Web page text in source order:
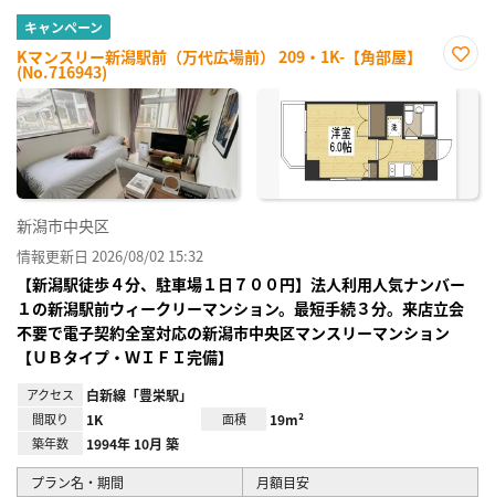
キャンペーン
Kマンスリー新潟駅前（万代広場前） 209・1K-【角部屋】
(No.716943)
に入
新潟市中央区
情報更新日 2026/08/02 15:32
【新潟駅徒歩４分、駐車場１日７００円】法人利用人気ナンバー
１の新潟駅前ウィークリーマンション。最短手続３分。来店立会
不要で電子契約全室対応の新潟市中央区マンスリーマンション
【ＵＢタイプ・ＷＩＦＩ完備】
アクセス 白新線「豊栄駅」
間取り 1K 面積 19m²
築年数 1994年 10月 築
プラン名・期間 月額目安